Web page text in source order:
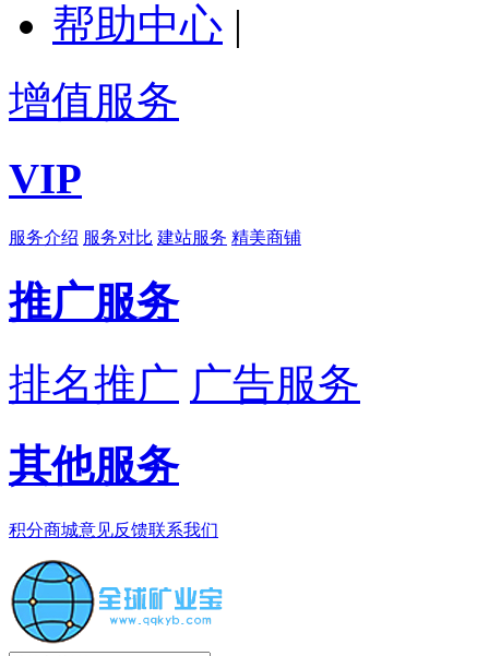
帮助中心 |
增值服务
VIP
服务介绍 服务对比 建站服务 精美商铺
推广服务
排名推广 广告服务
其他服务
积分商城意见反馈联系我们